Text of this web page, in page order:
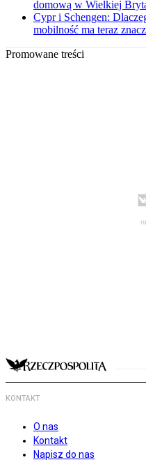
domową w Wielkiej
Cypr i Schengen:
mobilność ma teraz
Promowane treści
KONTAKT
O nas
Kontakt
Napisz do nas